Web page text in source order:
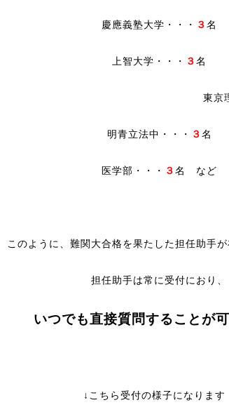
慶應義塾大学・・・ ３名
上智大学・・・ ３名
京理科大学・
明青立法中・・・ ３名
医学部・・・ ３名 など
このように、難関大合格を果たした担任助手が
担任助手は常に受付におり、
いつでも直接質問することが
↓こちら受付の様子になります